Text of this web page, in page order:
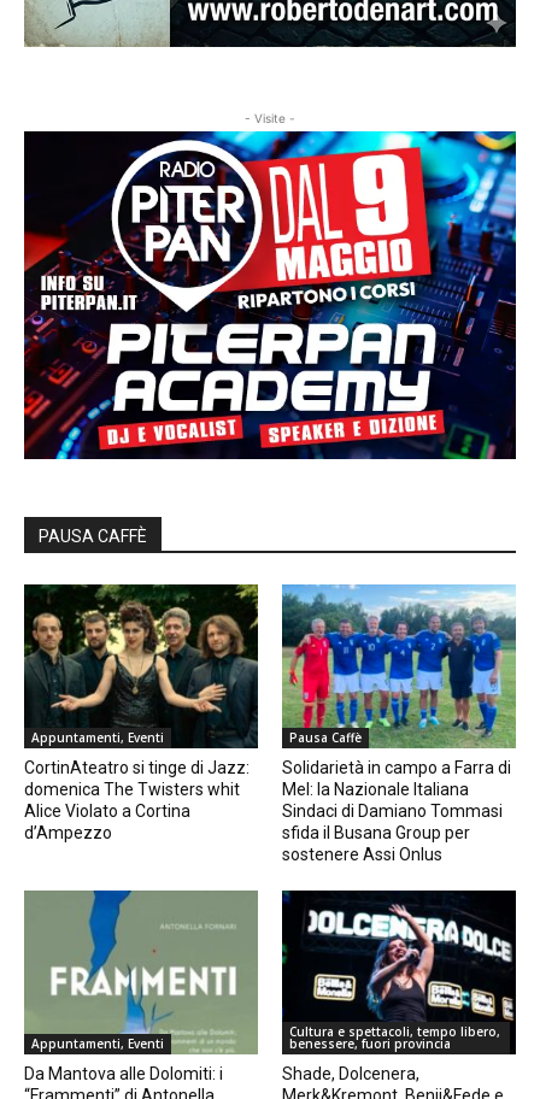
- Visite -
PAUSA CAFFÈ
Appuntamenti, Eventi
CortinAteatro si tinge di Jazz:
domenica The Twisters whit
Alice Violato a Cortina
d’Ampezzo
Pausa Caffè
Solidarietà in campo a Farra di
Mel: la Nazionale Italiana
Sindaci di Damiano Tommasi
sfida il Busana Group per
sostenere Assi Onlus
Appuntamenti, Eventi
Da Mantova alle Dolomiti: i
Cultura e spettacoli, tempo libero,
benessere, fuori provincia
Shade, Dolcenera,